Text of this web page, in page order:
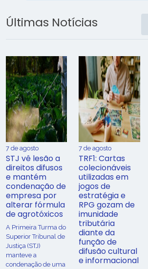
Últimas Notícias
7 de agosto
STJ vê lesão a
direitos difusos
e mantém
condenação de
empresa por
alterar fórmula
de agrotóxicos
​A Primeira Turma do
Superior Tribunal de
Justiça (STJ)
manteve a
condenação de uma
7 de agosto
TRF1: Cartas
colecionáveis
utilizadas em
jogos de
estratégia e
RPG gozam de
imunidade
tributária
diante da
função de
difusão cultural
e informacional